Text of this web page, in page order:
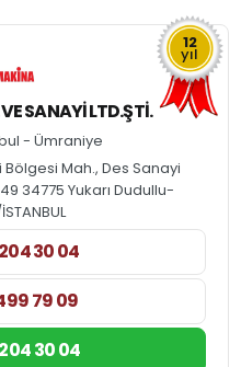
12
yıl
SANAYİ LTD.ŞTİ.
- Ümraniye
Mah., Des Sanayi
34775 Yukarı Dudullu-
30 04
79 09
30 04